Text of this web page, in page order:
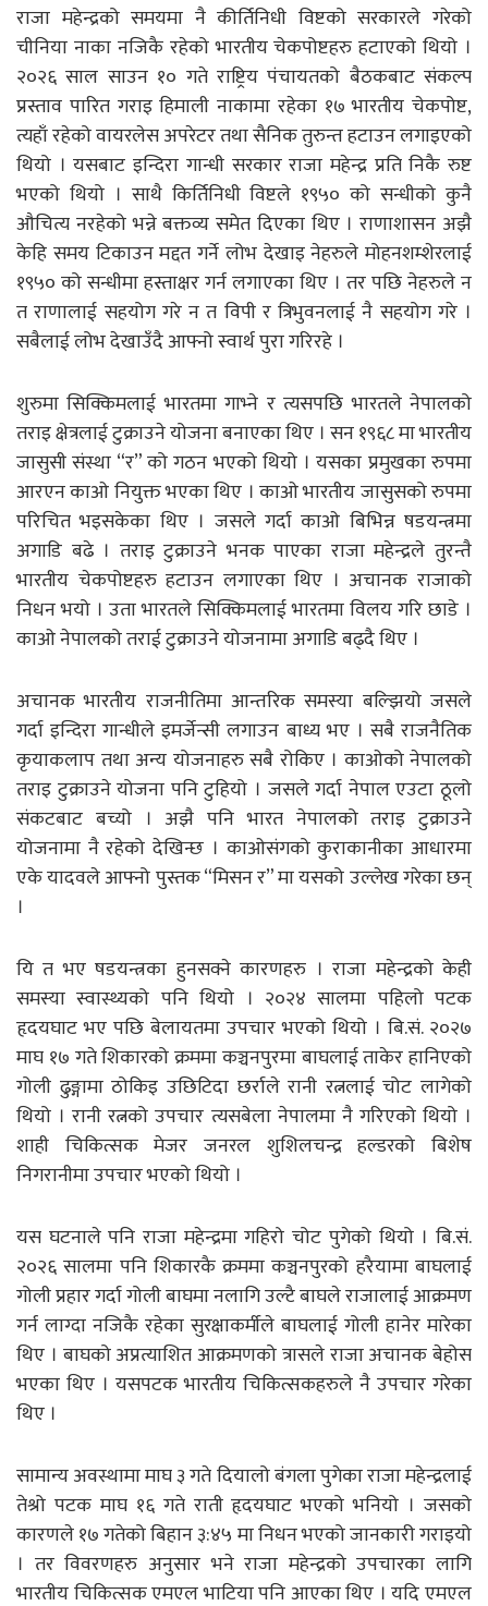
राजा महेन्द्रको समयमा नै कीर्तिनिधी विष्टको सरकारले गरेको
चीनिया नाका नजिकै रहेको भारतीय चेकपोष्टहरु हटाएको थियो ।
२०२६ साल साउन १० गते राष्ट्रिय पंचायतको बैठकबाट संकल्प
प्रस्ताव पारित गराइ हिमाली नाकामा रहेका १७ भारतीय चेकपोष्ट,
त्यहाँ रहेको वायरलेस अपरेटर तथा सैनिक तुरुन्त हटाउन लगाइएको
थियो । यसबाट इन्दिरा गान्धी सरकार राजा महेन्द्र प्रति निकै रुष्ट
भएको थियो । साथै किर्तिनिधी विष्टले १९५० को सन्धीको कुनै
औचित्य नरहेको भन्ने बक्तव्य समेत दिएका थिए । राणाशासन अझै
केहि समय टिकाउन मद्दत गर्ने लोभ देखाइ नेहरुले मोहनशम्शेरलाई
१९५० को सन्धीमा हस्ताक्षर गर्न लगाएका थिए । तर पछि नेहरुले न
त राणालाई सहयोग गरे न त विपी र त्रिभुवनलाई नै सहयोग गरे ।
सबैलाई लोभ देखाउँदै आफ्नो स्वार्थ पुरा गरिरहे ।
शुरुमा सिक्किमलाई भारतमा गाभ्ने र त्यसपछि भारतले नेपालको
तराइ क्षेत्रलाई टुक्राउने योजना बनाएका थिए । सन १९६८ मा भारतीय
जासुसी संस्था “र” को गठन भएको थियो । यसका प्रमुखका रुपमा
आरएन काओ नियुक्त भएका थिए । काओ भारतीय जासुसको रुपमा
परिचित भइसकेका थिए । जसले गर्दा काओ बिभिन्न षडयन्त्रमा
अगाडि बढे । तराइ टुक्राउने भनक पाएका राजा महेन्द्रले तुरन्तै
भारतीय चेकपोष्टहरु हटाउन लगाएका थिए । अचानक राजाको
निधन भयो । उता भारतले सिक्किमलाई भारतमा विलय गरि छाडे ।
काओ नेपालको तराई टुक्राउने योजनामा अगाडि बढ्दै थिए ।
अचानक भारतीय राजनीतिमा आन्तरिक समस्या बल्झियो जसले
गर्दा इन्दिरा गान्धीले इमर्जेन्सी लगाउन बाध्य भए । सबै राजनैतिक
कृयाकलाप तथा अन्य योजनाहरु सबै रोकिए । काओको नेपालको
तराइ टुक्राउने योजना पनि टुहियो । जसले गर्दा नेपाल एउटा ठूलो
संकटबाट बच्यो । अझै पनि भारत नेपालको तराइ टुक्राउने
योजनामा नै रहेको देखिन्छ । काओसंगको कुराकानीका आधारमा
एके यादवले आफ्नो पुस्तक “मिसन र” मा यसको उल्लेख गरेका छन्
।
यि त भए षडयन्त्रका हुनसक्ने कारणहरु । राजा महेन्द्रको केही
समस्या स्वास्थ्यको पनि थियो । २०२४ सालमा पहिलो पटक
हृदयघाट भए पछि बेलायतमा उपचार भएको थियो । बि.सं. २०२७
माघ १७ गते शिकारको क्रममा कञ्चनपुरमा बाघलाई ताकेर हानिएको
गोली ढुङ्गामा ठोकिइ उछिटिदा छर्राले रानी रत्नलाई चोट लागेको
थियो । रानी रत्नको उपचार त्यसबेला नेपालमा नै गरिएको थियो ।
शाही चिकित्सक मेजर जनरल शुशिलचन्द्र हल्डरको बिशेष
निगरानीमा उपचार भएको थियो ।
यस घटनाले पनि राजा महेन्द्रमा गहिरो चोट पुगेको थियो । बि.सं.
२०२६ सालमा पनि शिकारकै क्रममा कञ्चनपुरको हरैयामा बाघलाई
गोली प्रहार गर्दा गोली बाघमा नलागि उल्टै बाघले राजालाई आक्रमण
गर्न लाग्दा नजिकै रहेका सुरक्षाकर्मीले बाघलाई गोली हानेर मारेका
थिए । बाघको अप्रत्याशित आक्रमणको त्रासले राजा अचानक बेहोस
भएका थिए । यसपटक भारतीय चिकित्सकहरुले नै उपचार गरेका
थिए ।
सामान्य अवस्थामा माघ ३ गते दियालो बंगला पुगेका राजा महेन्द्रलाई
तेश्रो पटक माघ १६ गते राती हृदयघाट भएको भनियो । जसको
कारणले १७ गतेको बिहान ३:४५ मा निधन भएको जानकारी गराइयो
। तर विवरणहरु अनुसार भने राजा महेन्द्रको उपचारका लागि
भारतीय चिकित्सक एमएल भाटिया पनि आएका थिए । यदि एमएल